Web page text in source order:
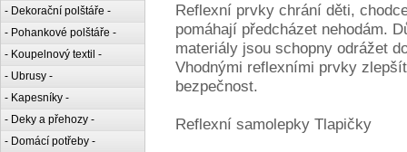
- Dekorační polštáře -
- Pohankové polštáře -
- Koupelnový textil -
- Ubrusy -
- Kapesníky -
- Deky a přehozy -
- Domácí potřeby -
Reflexní prvky chrání děti,
pomáhají předcházet nehodám.
materiály jsou schopny odrážet
Vhodnými reflexními prvky
bezpečnost.
Reflexní samolepky Tlapičky